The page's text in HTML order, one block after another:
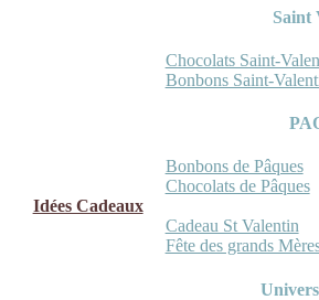
Saint
Chocolats Saint-
Bonbons Saint-
Bonbons de Pâques
Chocolats de Pâques
Idées Cadeaux
Cadeau St Valentin
Fête des grands